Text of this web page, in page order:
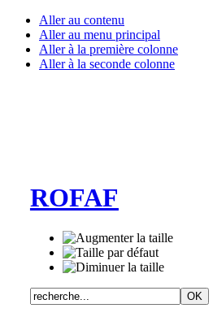
Aller au contenu
Aller au menu principal
Aller à la première colonne
Aller à la seconde colonne
ROFAF